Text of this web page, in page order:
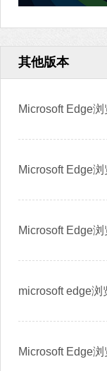
其他版本
Microsoft Edge
Microsoft Edge
Microsoft Edge
microsoft edge浏
Microsoft Edge